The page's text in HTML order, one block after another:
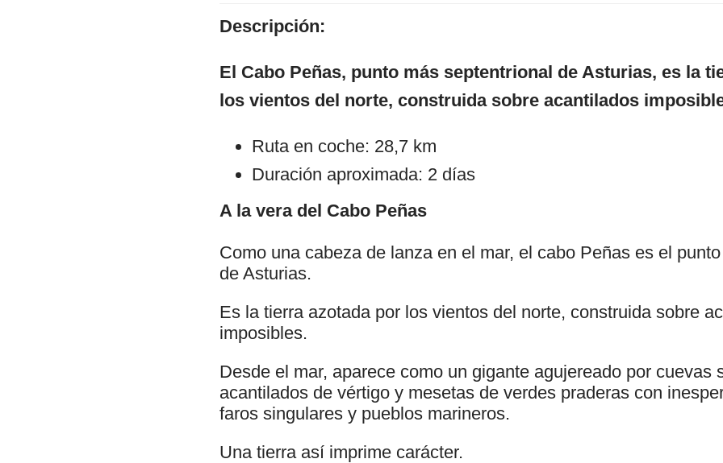
Descripción:
El Cabo Peñas, punto más septentrional de Asturias, es la
los vientos del norte, construida sobre acantilados
Ruta en coche: 28,7 km
Duración aproximada: 2 días
A la vera del Cabo Peñas
Como una cabeza de lanza en el mar, el cabo Peñas es el
de Asturias.
Es la tierra azotada por los vientos del norte, construida sobre
imposibles.
Desde el mar, aparece como un gigante agujereado por cuevas
acantilados de vértigo y mesetas de verdes praderas con
faros singulares y pueblos marineros.
Una tierra así imprime carácter.